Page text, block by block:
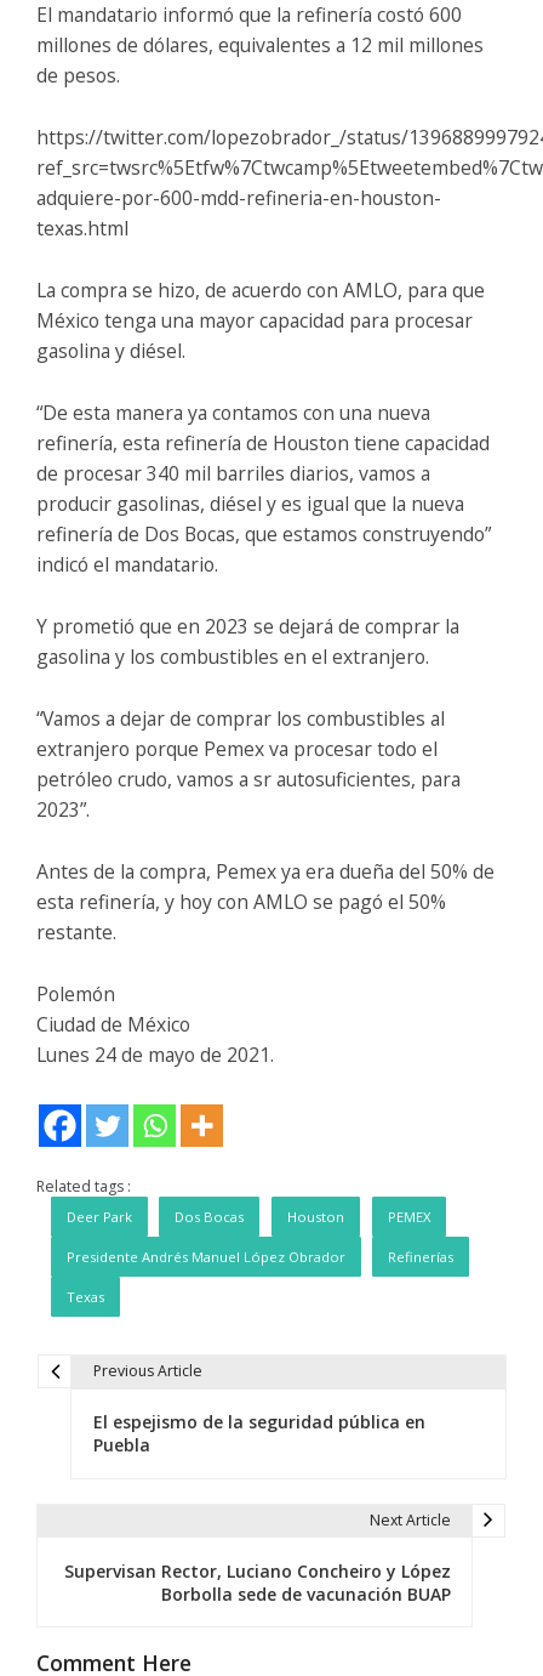
El mandatario informó que la refinería costó 600
millones de dólares, equivalentes a 12 mil millones
de pesos.
https://twitter.com/lopezobrador_/status/
adquiere-por-600-mdd-refineria-en-houston-
texas.html
La compra se hizo, de acuerdo con AMLO, para que
México tenga una mayor capacidad para procesar
gasolina y diésel.
“De esta manera ya contamos con una nueva
refinería, esta refinería de Houston tiene capacidad
de procesar 340 mil barriles diarios, vamos a
producir gasolinas, diésel y es igual que la nueva
refinería de Dos Bocas, que estamos construyendo”
indicó el mandatario.
Y prometió que en 2023 se dejará de comprar la
gasolina y los combustibles en el extranjero.
“Vamos a dejar de comprar los combustibles al
extranjero porque Pemex va procesar todo el
petróleo crudo, vamos a sr autosuficientes, para
2023”.
Antes de la compra, Pemex ya era dueña del 50% de
esta refinería, y hoy con AMLO se pagó el 50%
restante.
Polemón
Ciudad de México
Lunes 24 de mayo de 2021.
Related tags :
Deer Park Dos Bocas Houston PEMEX
Presidente Andrés Manuel López Obrador Refinerías
Texas
c
Previous Article
El espejismo de la seguridad pública en
Puebla
Next Article
Supervisan Rector, Luciano Concheiro y López
Borbolla sede de vacunación BUAP
Comment Here